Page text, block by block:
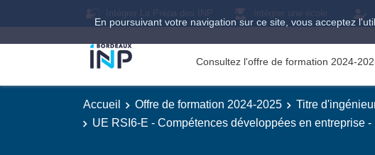
En poursuivant votre navigation sur ce site, vous acceptez
Intégrer La Prépa des INP Intégrer une école
Consultez l'offre de formation 2024-
Accueil Offre de formation 2024-2025 Titre
UE RSI6-E - Compétences développées en entreprise